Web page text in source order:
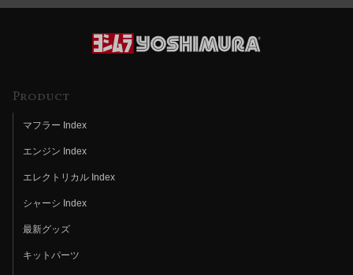
Product
マフラー Index
エンジン Index
エレクトリカル Index
シャーシ Index
最新グッズ
キットパーツ